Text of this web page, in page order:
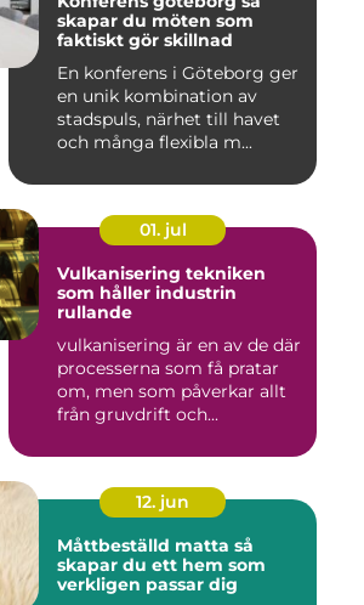
skapar du möten som
faktiskt gör skillnad
En konferens i Göteborg ger
en unik kombination av
stadspuls, närhet till havet
och många flexibla m...
01. jul
Vulkanisering tekniken
som håller industrin
rullande
vulkanisering är en av de där
processerna som få pratar
om, men som påverkar allt
från gruvdrift och...
12. jun
Måttbeställd matta så
skapar du ett hem som
verkligen passar dig